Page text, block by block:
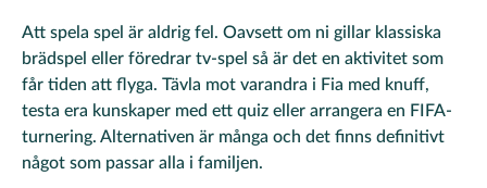
Att spela spel är aldrig fel. Oavsett om ni gillar klassiska
brädspel eller föredrar tv-spel så är det en aktivitet som
får tiden att flyga. Tävla mot varandra i Fia med knuff,
testa era kunskaper med ett quiz eller arrangera en FIFA-
turnering. Alternativen är många och det finns definitivt
något som passar alla i familjen.